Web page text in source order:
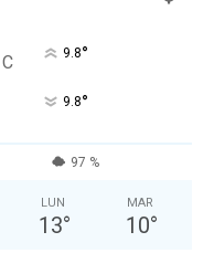
C 9.8°
9.8°
97 %
LUN
13°
MAR
10°